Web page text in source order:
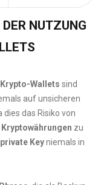
NUTZUNG
Krypto-Wallets sind
auf unsicheren
das Risiko von
Kryptowährungen zu
private Keyniemals in